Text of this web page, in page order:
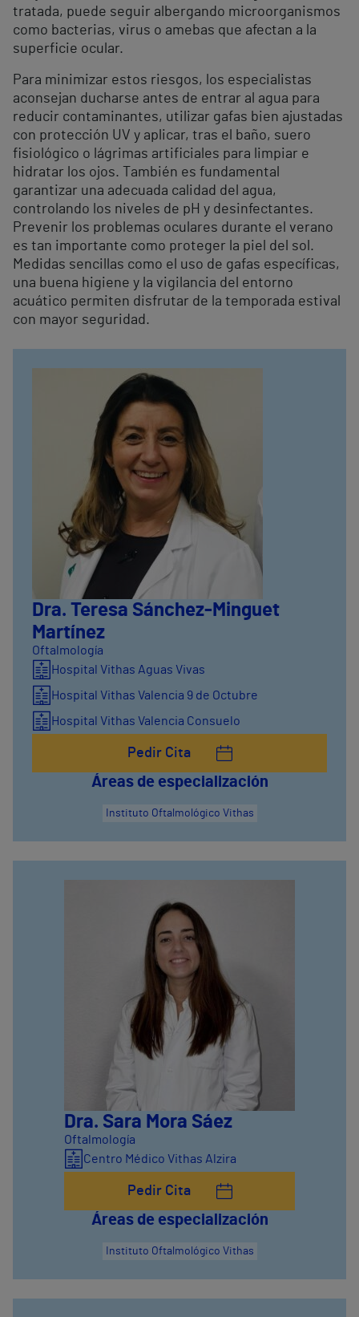
tratada, puede seguir albergando microorganismos
como bacterias, virus o amebas que afectan a la
superficie ocular.
Para minimizar estos riesgos, los especialistas
aconsejan ducharse antes de entrar al agua para
reducir contaminantes, utilizar gafas bien ajustadas
con protección UV y aplicar, tras el baño, suero
fisiológico o lágrimas artificiales para limpiar e
hidratar los ojos. También es fundamental
garantizar una adecuada calidad del agua,
controlando los niveles de pH y desinfectantes.
Prevenir los problemas oculares durante el verano
es tan importante como proteger la piel del sol.
Medidas sencillas como el uso de gafas específicas,
una buena higiene y la vigilancia del entorno
acuático permiten disfrutar de la temporada estival
con mayor seguridad.
Dra. Teresa Sánchez-Minguet
Martínez
Oftalmología
Hospital Vithas Aguas Vivas
Hospital Vithas Valencia 9 de Octubre
Hospital Vithas Valencia Consuelo
Pedir Cita
Áreas de especialización
Instituto Oftalmológico Vithas
Dra. Sara Mora Sáez
Oftalmología
Centro Médico Vithas Alzira
Pedir Cita
Áreas de especialización
Instituto Oftalmológico Vithas